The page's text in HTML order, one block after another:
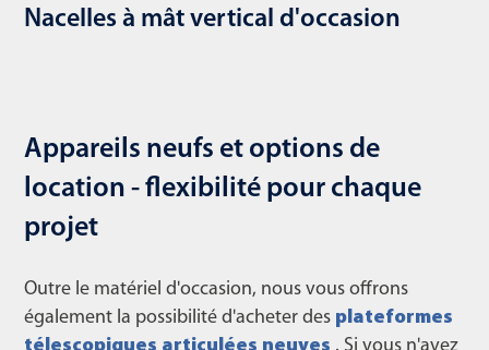
Nacelles à mât vertical d'occasion
Appareils neufs et options de
location - flexibilité pour chaque
projet
Outre le matériel d'occasion, nous vous offrons
également la possibilité d'acheter des plateformes